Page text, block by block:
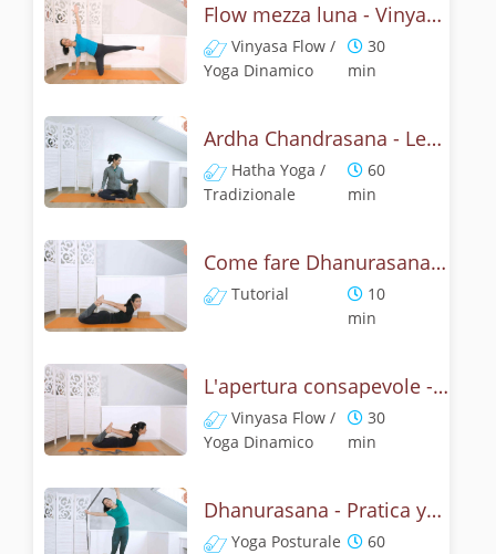
Flow mezza luna - Vinyasa yoga con ardha chandrasana
Vinyasa Flow /
Yoga Dinamico
30
min
Ardha Chandrasana - Lezione yoga con la storia della mezza luna
Hatha Yoga /
Tradizionale
60
min
Come fare Dhanurasana, la posizione dell' arco? Tutorial
Tutorial
10
min
L'apertura consapevole - Pratica con dhanurasana
Vinyasa Flow /
Yoga Dinamico
30
min
Dhanurasana - Pratica yoga con la tecnica dell'arco
Yoga Posturale
60